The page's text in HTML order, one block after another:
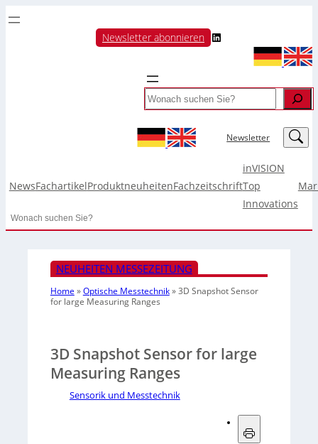
Newsletter abonnieren LinkedIn
Search
Newsletter LinkedIn
NewsFachartikelProduktneuheitenFachzeitschrift
inVISION
Top
Innovations
Search
NEUHEITEN MESSEZEITUNG
Home »Optische Messtechnik»3D Snapshot Sensor
for large Measuring Ranges
3D Snapshot Sensor for large
Measuring Ranges
Sensorik und Messtechnik